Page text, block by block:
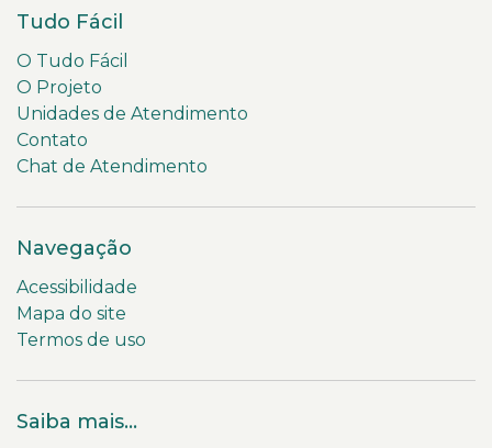
Tudo Fácil
O Tudo Fácil
O Projeto
Unidades de Atendimento
Contato
Chat de Atendimento
Navegação
Acessibilidade
Mapa do site
Termos de uso
Saiba mais...